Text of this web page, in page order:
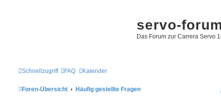
servo-
Das Forum zur Carrera Servo
Schnellzugriff FAQ Kalender
Foren-Übersicht Häufig gestellte Fragen